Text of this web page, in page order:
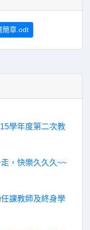
簡章.odt
學年度第二次教
，快樂久久久~~
課教師及終身學